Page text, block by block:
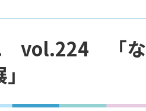
vol.224 「な